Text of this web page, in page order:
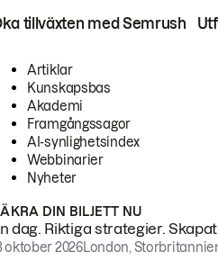
tillväxten med Semrush
Artiklar
Kunskapsbas
Akademi
Framgångssagor
AI-synlighetsindex
Webbinarier
Nyheter
DIN BILJETT NU
dag. Riktiga strategier.
oktober 2026London,